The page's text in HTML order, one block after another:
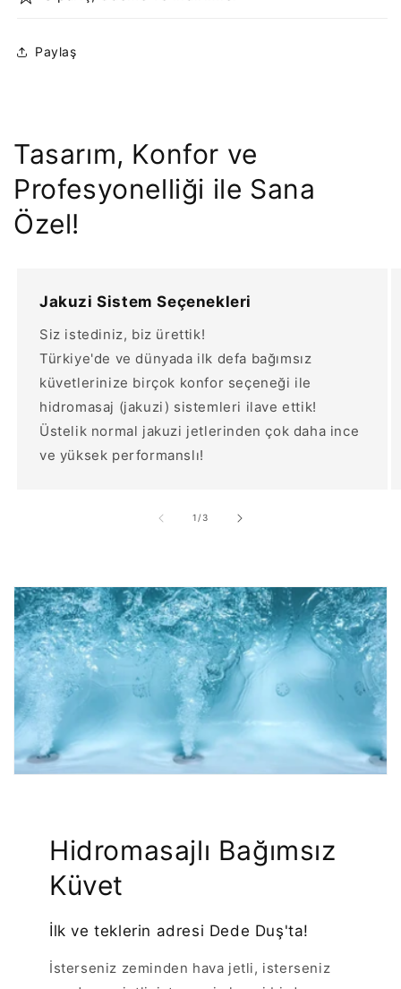
Paylaş
Tasarım, Konfor ve
Profesyonelliği ile Sana
Özel!
Jakuzi Sistem Seçenekleri
Siz istediniz, biz ürettik!
Türkiye'de ve dünyada ilk defa bağımsız
küvetlerinize birçok konfor seçeneği ile
hidromasaj (jakuzi) sistemleri ilave ettik!
Üstelik normal jakuzi jetlerinden çok daha ince
ve yüksek performanslı!
1 //3
Hidromasajlı Bağımsız
Küvet
İlk ve teklerin adresi Dede Duş'ta!
İsterseniz zeminden hava jetli, isterseniz